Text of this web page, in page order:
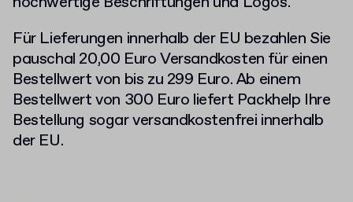
Für Lieferungen innerhalb der EU bezahlen Sie
pauschal 20,00 Euro Versandkosten für einen
Bestellwert von bis zu 299 Euro. Ab einem
Bestellwert von 300 Euro liefert Packhelp Ihre
Bestellung sogar versandkostenfrei innerhalb
der EU.